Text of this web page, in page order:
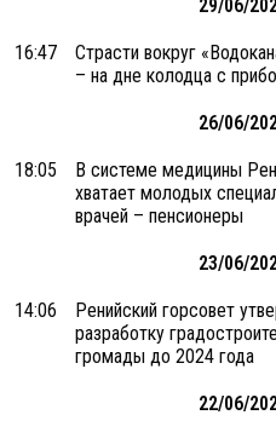
29/06/
16:47
Страсти вокруг
– на дне колодца с
26/06/
18:05
В системе медицины
хватает молодых
врачей – пенсионеры
23/06/
14:06
Ренийский горсовет
разработку
громады до 2024 года
22/06/